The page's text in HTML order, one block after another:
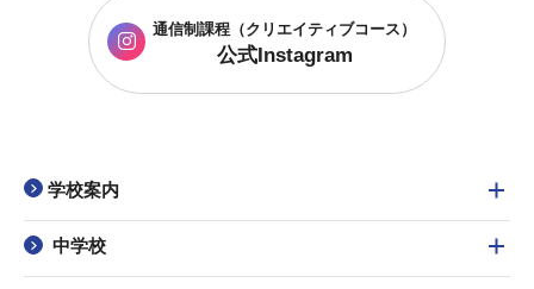
通信制課程 （クリエイティブコース）
公式Instagram
学校案内
中学校